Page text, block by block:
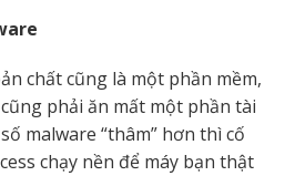
chất cũng là một phần mềm,
phải ăn mất một phần tài
malware “thâm” hơn thì cố
chạy nền để máy bạn thật